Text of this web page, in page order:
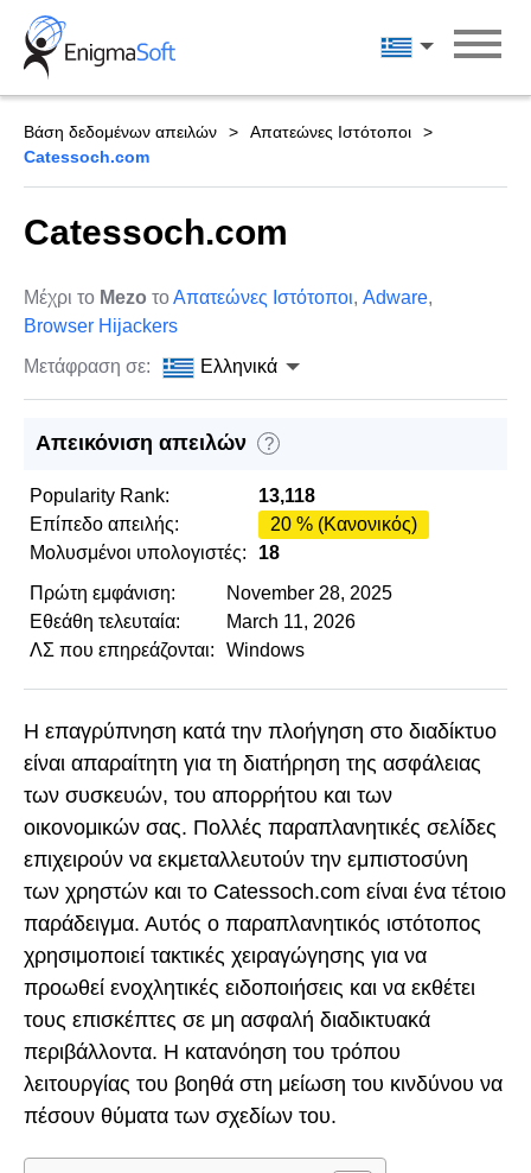
Skip
content
Ελληνικά
Βάση δεδομένων απειλών
Απατεώνες Ιστότοποι
Catessoch.com
Catessoch.com
Μέχρι το Mezo τοΑπατεώνες Ιστότοποι, Adware,
Browser Hijackers
Μετάφραση σε:
Ελληνικά
Απεικόνιση απειλών ?
Popularity Rank:
13,118
Επίπεδο απειλής:
20 % (Κανονικός)
Μολυσμένοι υπολογιστές:
18
Πρώτη εμφάνιση:
November 28, 2025
Εθεάθη τελευταία:
March 11, 2026
ΛΣ που επηρεάζονται:
Windows
Η επαγρύπνηση κατά την πλοήγηση στο διαδίκτυο
είναι απαραίτητη για τη διατήρηση της ασφάλειας
των συσκευών, του απορρήτου και των
οικονομικών σας. Πολλές παραπλανητικές σελίδες
επιχειρούν να εκμεταλλευτούν την εμπιστοσύνη
των χρηστών και το Catessoch.com είναι ένα τέτοιο
παράδειγμα. Αυτός ο παραπλανητικός ιστότοπος
χρησιμοποιεί τακτικές χειραγώγησης για να
προωθεί ενοχλητικές ειδοποιήσεις και να εκθέτει
τους επισκέπτες σε μη ασφαλή διαδικτυακά
περιβάλλοντα. Η κατανόηση του τρόπου
λειτουργίας του βοηθά στη μείωση του κινδύνου να
πέσουν θύματα των σχεδίων του.